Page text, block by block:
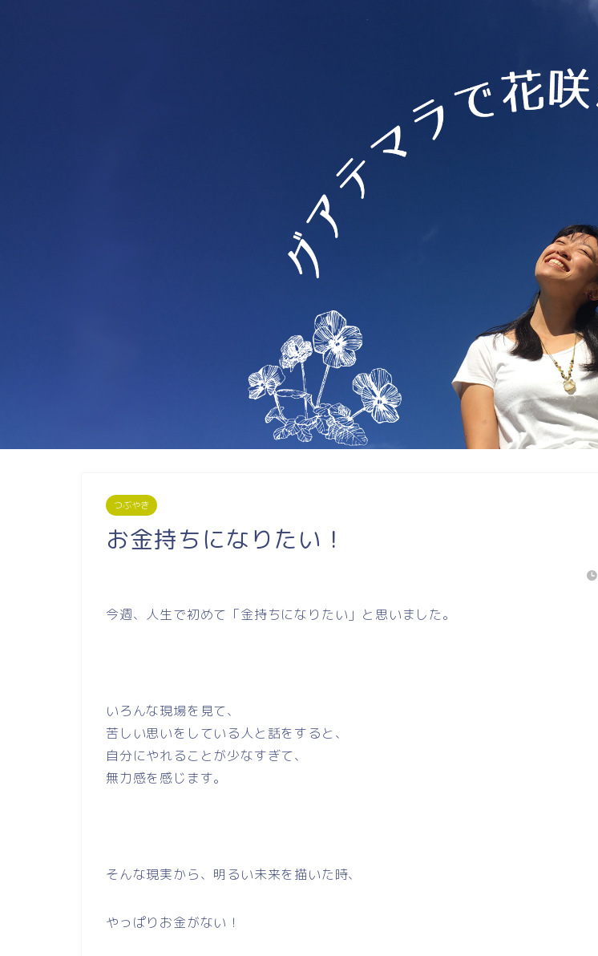
つぶやき
お金持ちになりたい！
今週、人生で初めて「金持ちになりたい」と思いました。
いろんな現場を見て、
苦しい思いをしている人と話をすると、
自分にやれることが少なすぎて、
無力感を感じます。
そんな現実から、明るい未来を描いた時、
やっぱりお金がない！